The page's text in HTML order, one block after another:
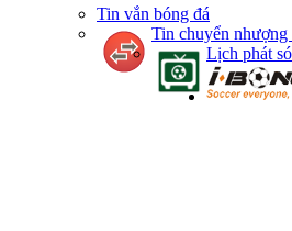
Tin vắn bóng đá
Tin chuyển nhượng
Lịch phát